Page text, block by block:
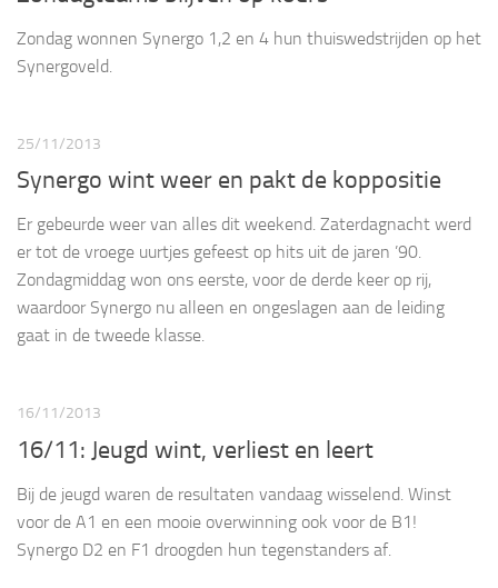
Zondag wonnen Synergo 1,2 en 4 hun thuiswedstrijden op het
Synergoveld.
25/11/2013
Synergo wint weer en pakt de koppositie
Er gebeurde weer van alles dit weekend. Zaterdagnacht werd
er tot de vroege uurtjes gefeest op hits uit de jaren ’90.
Zondagmiddag won ons eerste, voor de derde keer op rij,
waardoor Synergo nu alleen en ongeslagen aan de leiding
gaat in de tweede klasse.
16/11/2013
16/11: Jeugd wint, verliest en leert
Bij de jeugd waren de resultaten vandaag wisselend. Winst
voor de A1 en een mooie overwinning ook voor de B1!
Synergo D2 en F1 droogden hun tegenstanders af.